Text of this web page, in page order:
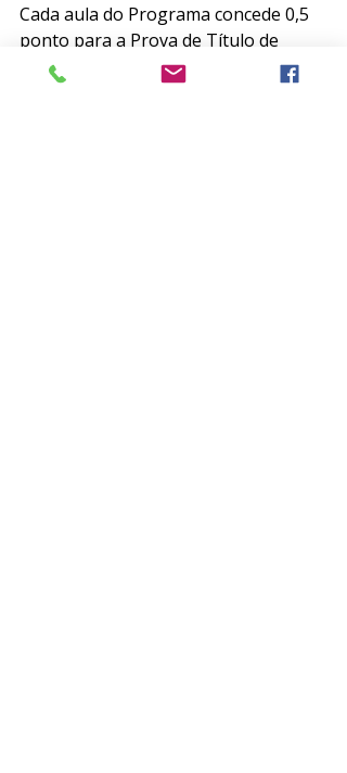
Cada aula do Programa concede 0,5
ponto para a Prova de Título de
Especialista em Psiquiatria AMB/ABP.